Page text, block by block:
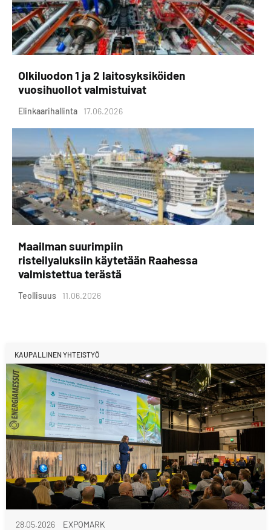
Olkiluodon 1 ja 2 laitosyksiköiden
vuosihuollot valmistuivat
Elinkaarihallinta 17.06.2026
Maailman suurimpiin
risteilyaluksiin käytetään Raahessa
valmistettua terästä
Teollisuus 11.06.2026
KAUPALLINEN YHTEISTYÖ
28.05.2026 EXPOMARK